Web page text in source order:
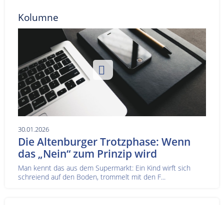
Kolumne
30.01.2026
Die Altenburger Trotzphase: Wenn
das „Nein“ zum Prinzip wird
Man kennt das aus dem Supermarkt: Ein Kind wirft sich
schreiend auf den Boden, trommelt mit den F...